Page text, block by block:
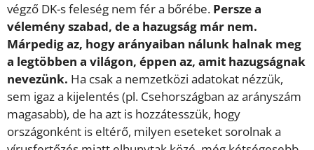
végző DK-s feleség nem fér a bőrébe. Persze a
vélemény szabad, de a hazugság már nem.
Márpedig az, hogy arányaiban nálunk halnak meg
a legtöbben a világon, éppen az, amit hazugságnak
nevezünk. Ha csak a nemzetközi adatokat nézzük,
sem igaz a kijelentés (pl. Csehországban az arányszám
magasabb), de ha azt is hozzátesszük, hogy
országonként is eltérő, milyen eseteket sorolnak a